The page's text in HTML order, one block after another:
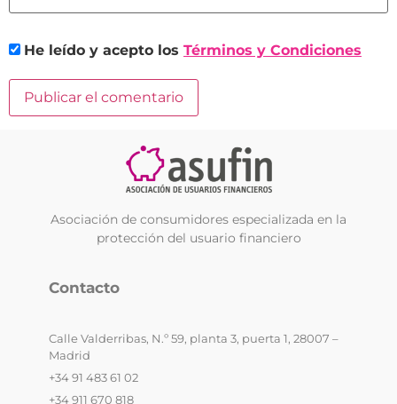
He leído y acepto los Términos y Condiciones
Asociación de consumidores especializada en la
protección del usuario financiero
Contacto
Calle Valderribas, N.º 59, planta 3, puerta 1, 28007 –
Madrid
+34 91 483 61 02
+34 911 670 818